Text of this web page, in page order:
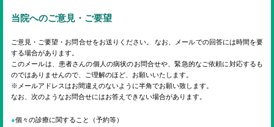
医療関係者の方へ
初めての方へ
採用情報
当院へのご意見・ご要望
ご意見・ご要望・お問合せをお送りください。 なお、メールでの回答には時間を要
する場合があります。
このメールは、患者さんの個人の病状のお問合せや、緊急的なご依頼に対応するも
のではありませんので、ご理解のほど、お願いいたします。
※メールアドレスはお間違えのないように半角でお願い致します。
なお、次のようなお問合せにはお答えできない場合があります。
個々の診療に関すること（予約等）